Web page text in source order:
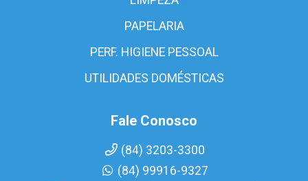
PAPELARIA
PERF. HIGIENE PESSOAL
UTILIDADES DOMÉSTICAS
Fale Conosco
(84) 3203-3300
(84) 99916-9327